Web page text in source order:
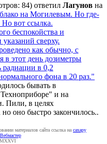
84) ответил Лaгyнoв на
на Могилевым. Но где-
вот ссылка.
беспокойства и
сверху.
как обычно, с
в этот день дозиметры
радиации в 0,2
фона в 20 раз."
бывать в
и на
Пили, в целях
оно быстро закончилось..
материалов сайта ссылка на caxapу
Вебмастер